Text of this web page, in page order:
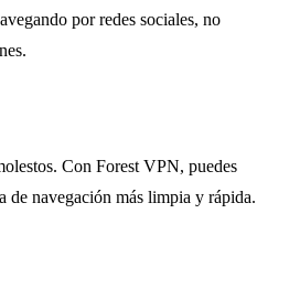
por redes sociales, no
Con Forest VPN, puedes
de navegación más limpia y rápida.